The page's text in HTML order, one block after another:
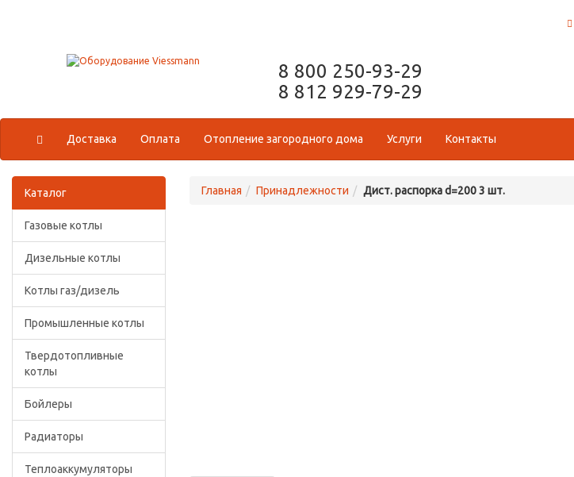
8 800 250-93-29
8 812 929-79-29
Доставка Оплата Отопление загородного дома Услуги Контакты
Каталог
Газовые котлы
Дизельные котлы
Котлы газ/дизель
Промышленные котлы
Твердотопливные
котлы
Бойлеры
Радиаторы
Теплоаккумуляторы
Главная Принадлежности Дист. распорка d=200 3 шт.